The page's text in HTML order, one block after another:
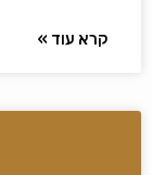
קרא עוד »